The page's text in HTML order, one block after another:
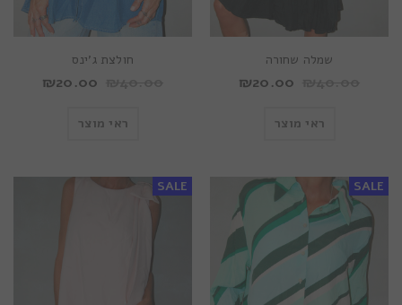
שמלה שחורה
₪20.00
ראי מוצר
חולצת ג’ינס
₪20.00
ראי מוצר
SALE
SALE